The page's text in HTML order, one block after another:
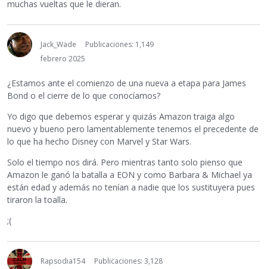
muchas vueltas que le dieran.
Jack_Wade
Publicaciones: 1,149
febrero 2025
¿Estamos ante el comienzo de una nueva a etapa para James
Bond o el cierre de lo que conocíamos?
Yo digo que debemos esperar y quizás Amazon traiga algo
nuevo y bueno pero lamentablemente tenemos el precedente de
lo que ha hecho Disney con Marvel y Star Wars.
Solo el tiempo nos dirá. Pero mientras tanto solo pienso que
Amazon le ganó la batalla a EON y como Barbara & Michael ya
están edad y además no tenían a nadie que los sustituyera pues
tiraron la toalla.
;(
Rapsodia154
Publicaciones: 3,128